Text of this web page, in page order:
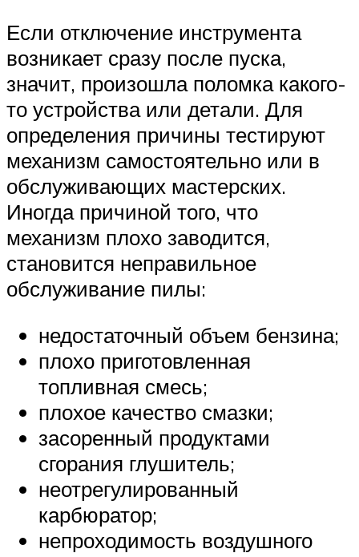
Если отключение инструмента
возникает сразу после пуска,
значит, произошла поломка какого-
то устройства или детали. Для
определения причины тестируют
механизм самостоятельно или в
обслуживающих мастерских.
Иногда причиной того, что
механизм плохо заводится,
становится неправильное
обслуживание пилы:
недостаточный объем бензина;
плохо приготовленная
топливная смесь;
плохое качество смазки;
засоренный продуктами
сгорания глушитель;
неотрегулированный
карбюратор;
непроходимость воздушного